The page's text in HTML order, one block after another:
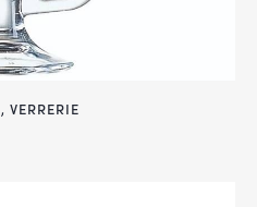
, VERRERIE